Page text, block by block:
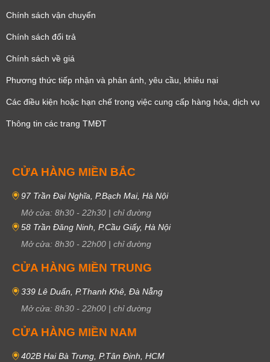
Chính sách vận chuyển
Chính sách đổi trả
Chính sách về giá
Phương thức tiếp nhận và phản ánh, yêu cầu, khiêu nại
Các điều kiện hoặc hạn chế trong việc cung cấp hàng hóa, dịch vụ
Thông tin các trang TMĐT
CỬA HÀNG MIỀN BẮC
97 Trần Đại Nghĩa, P.Bạch Mai, Hà Nội
Mở cửa: 8h30 - 22h30 | chỉ đường
58 Trần Đăng Ninh, P.Cầu Giấy, Hà Nội
Mở cửa: 8h30 - 22h00 | chỉ đường
CỬA HÀNG MIỀN TRUNG
339 Lê Duẩn, P.Thanh Khê, Đà Nẵng
Mở cửa: 8h30 - 22h00 | chỉ đường
CỬA HÀNG MIỀN NAM
402B Hai Bà Trưng, P.Tân Định, HCM